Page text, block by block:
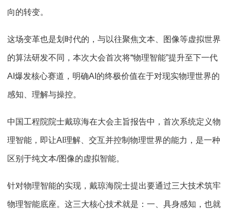
向的转变。
这场变革也是划时代的，与以往聚焦文本、图像等虚拟世界
的算法研发不同，本次大会首次将“物理智能”提升至下一代
AI 爆发核心赛道，明确AI 的终极价值在于对现实物理世界的
感知、理解与操控。
中国工程院院士戴琼海在大会主旨报告中，首次系统定义物
理智能，即让AI 理解、交互并控制物理世界的能力，是一种
区别于纯文本/图像的虚拟智能。
针对物理智能的实现，戴琼海院士提出要通过三大技术筑牢
物理智能底座。这三大核心技术就是：一、具身感知，也就